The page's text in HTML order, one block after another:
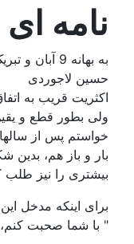
نامه
به بهانه 9 آبان و تبریک سالروز تولدشان
حسین لاجوردی
اکثریت قریب به
ولی بطور قطع و
خواستم پس از سالها
بار و باز هم،
بیشتری را نیز طلب
برای اینکه مدخل
" با شما صحبت کنم،